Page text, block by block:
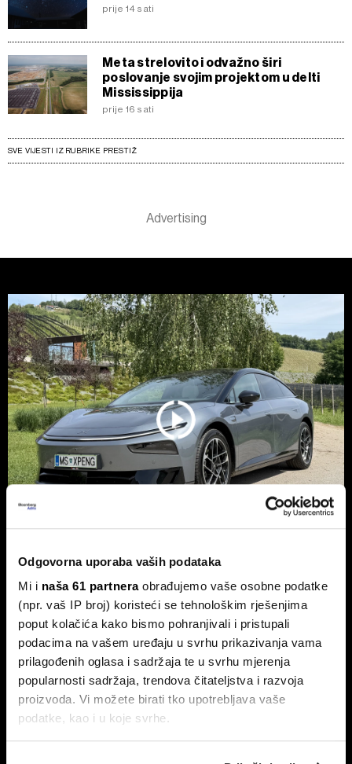
Odgovorna uporaba vaših podataka
Mi i naša 61 partneraobrađujemo vaše osobne podatke
(npr. vaš IP broj) koristeći se tehnološkim rješenjima
poput kolačića kako bismo pohranjivali i pristupali
podacima na vašem uređaju u svrhu prikazivanja vama
prilagođenih oglasa i sadržaja te u svrhu mjerenja
popularnosti sadržaja, trendova čitateljstva i razvoja
proizvoda. Vi možete birati tko upotrebljava vaše
podatke, kao i u koje svrhe.
prije 14 sati
Meta strelovito i odvažno širi
poslovanje svojim projektom u delti
Mississippija
prije 16 sati
SVE VIJESTI IZ RUBRIKE PRESTIŽ
Xpeng P7+: Kinez koji priča kao
navijen i računa kao Turing
Luksuzni fastback s vlastitim čipom koji po
performansama nadmašuje usporedive Nvidijine proizvode.